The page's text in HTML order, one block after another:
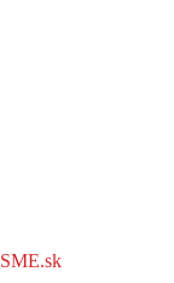
SME.sk